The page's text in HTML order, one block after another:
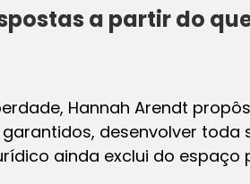
a partir do
Hannah Arendt
desenvolver
ainda exclui do